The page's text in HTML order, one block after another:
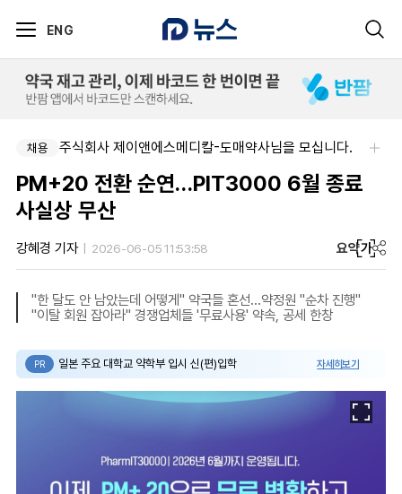
ENG
채용 주식회사 제이앤에스메디칼-도매약사님을 모십니다.
PM+20 전환 순연…PIT3000 6월 종료
사실상 무산
강혜경 기자 2026-06-05 11:53:58 요약가
"한 달도 안 남았는데 어떻게" 약국들 혼선…약정원 "순차 진행"
"이탈 회원 잡아라" 경쟁업체들 '무료사용' 약속, 공세 한창
PR 일본 주요 대학교 약학부 입시 신(편)입학 자세히보기